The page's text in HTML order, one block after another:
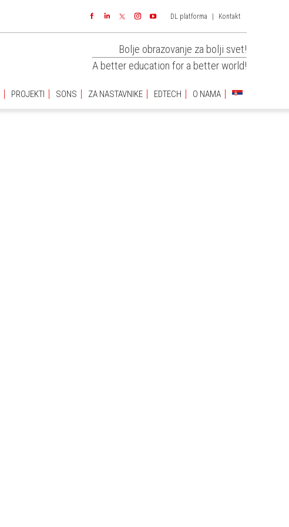
FacebookLinkedin Instagram
DL platforma Kontakt
Bolje obrazovanje za bolji svet!
A better education for a better world!
PROJEKTI SONS ZA NASTAVNIKE EDTECH O NAMA
ZA NASTAVNIKE EDTECH O NAMA